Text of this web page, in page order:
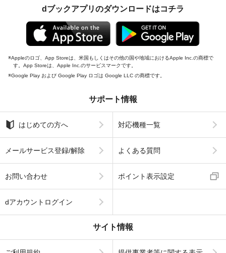
dブックアプリのダウンロードはコチラ
Appleのロゴ、App Storeは、米国もしくはその他の国や地域におけるApple Inc.の商標で
す。App Storeは、Apple Inc.のサービスマークです。
Google Play および Google Play ロゴは Google LLC の商標です。
サポート情報
はじめての方へ 対応機種一覧
メールサービス登録/解除 よくある質問
お問い合わせ ポイント表示設定
dアカウントログイン
サイト情報